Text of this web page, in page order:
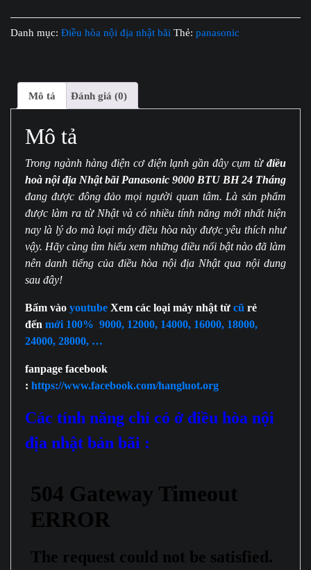
9000
BTU
Tháng
lượng
Danh mục: Điều hòa nội địa nhật bãi Thẻ: panasonic
Mô tả Đánh giá (0)
Mô tả
Trong ngành hàng điện cơ điện lạnh gần đây cụm từ điều
hoà nội địa Nhật bãi Panasonic 9000 BTU BH 24 Tháng
đang được đông đảo mọi người quan tâm. Là sản phẩm
được làm ra từ Nhật và có nhiều tính năng mới nhất hiện
nay là lý do mà loại máy điều hòa này được yêu thích như
vậy. Hãy cùng tìm hiểu xem những điều nổi bật nào đã làm
nên danh tiếng của điều hòa nội địa Nhật qua nội dung
sau đây!
Bấm vào youtube Xem các loại máy nhật từ cũ rẻ
đến mới 100% 9000, 12000, 14000, 16000, 18000,
24000, 28000, …
fanpage facebook
: https://www.facebook.com/hangluot.org
Các tính năng chỉ có ở điều hòa nội
địa nhật bản bãi :